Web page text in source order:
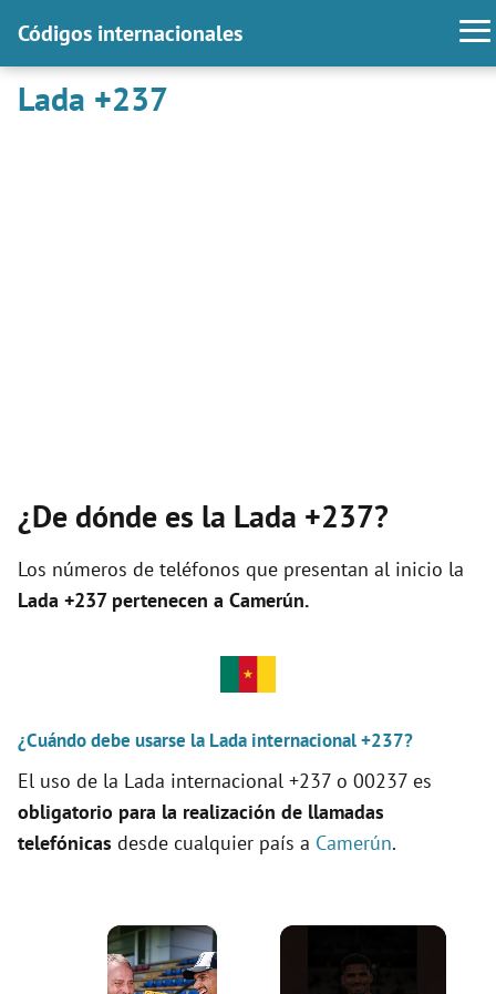
Códigos internacionales
Lada +237
¿De dónde es la Lada +237?
Los números de teléfonos que presentan al inicio la
Lada +237 pertenecen a Camerún.
¿Cuándo debe usarse la Lada internacional +237?
El uso de la Lada internacional +237 o 00237 es
obligatorio para la realización de llamadas
telefónicas desde cualquier país a Camerún.
×